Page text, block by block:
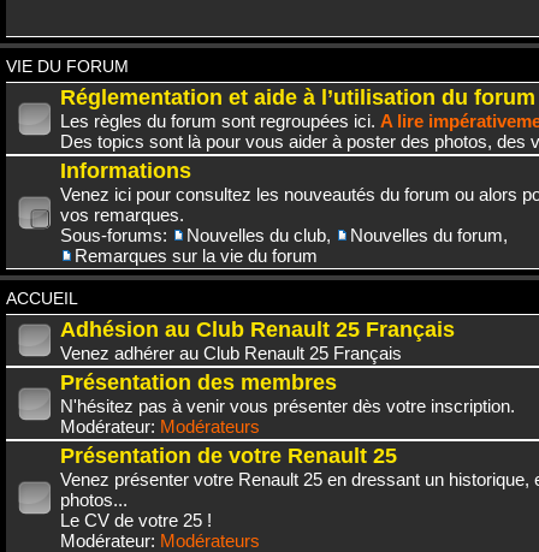
VIE DU FORUM
Réglementation et aide à l’utilisation du forum
Les règles du forum sont regroupées ici. A lire
Des topics sont là pour vous aider à poster des photos, des
Informations
Venez ici pour consultez les nouveautés du forum ou alors
vos remarques.
Sous-forums:
Nouvelles du club, Nouvelles du forum,
Remarques sur la vie du forum
ACCUEIL
Adhésion au Club Renault 25 Français
Venez adhérer au Club Renault 25 Français
Présentation des membres
N'hésitez pas à venir vous présenter dès votre inscription.
Modérateur: Modérateurs
Présentation de votre Renault 25
Venez présenter votre Renault 25 en dressant un historique,
photos...
Le CV de votre 25 !
Modérateur: Modérateurs